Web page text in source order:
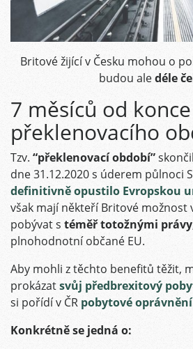
Britové žijící v Česku mohou o
budou aledéle
7 měsíců od konce
překlenovacího
Tzv. “překlenovací období”
dne 31.12.2020 s úderem půlnoci
definitivně opustilo Evropskou
však mají někteří Britové možnost
pobývat s téměř totožnými právy
plnohodnotní občané EU.
Aby mohli z těchto benefitů těžit,
prokázatsvůj předbrexitový
si pořídí v ČR pobytové oprávnění
Konkrétně se jedná o: